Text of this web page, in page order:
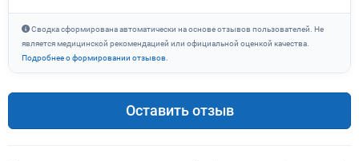
Сводка сформирована автоматически на основе отзывов пользователей. Не
является медицинской рекомендацией или официальной оценкой качества.
Подробнее о формировании отзывов
Оставить отзыв